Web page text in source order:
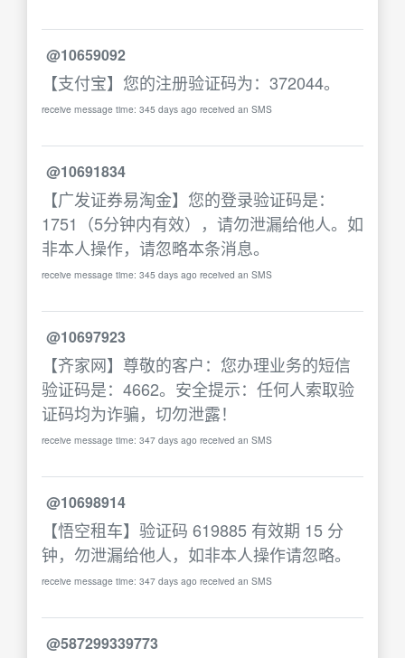
@10659092
【支付宝】您的注册验证码为：372044。
receive message time: 345 days ago received an SMS
@10691834
【广发证券易淘金】您的登录验证码是：
1751（5分钟内有效），请勿泄漏给他人。如
非本人操作，请忽略本条消息。
receive message time: 345 days ago received an SMS
@10697923
【齐家网】尊敬的客户：您办理业务的短信
验证码是：4662。安全提示：任何人索取验
证码均为诈骗，切勿泄露！
receive message time: 347 days ago received an SMS
@10698914
【悟空租车】验证码 619885 有效期 15 分
钟，勿泄漏给他人，如非本人操作请忽略。
receive message time: 347 days ago received an SMS
@587299339773